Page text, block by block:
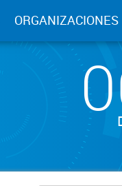
ORGANIZACIONES